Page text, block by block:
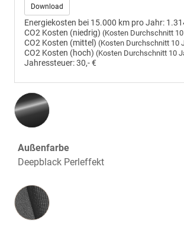
Download
Energiekosten bei 15.000 km pro Jahr:
CO2 Kosten (niedrig) (Kosten Durchschnitt
CO2 Kosten (mittel) (Kosten Durchschnitt 10
CO2 Kosten (hoch) (Kosten Durchschnitt 10
Jahressteuer:30,- €
Außenfarbe
Deepblack Perleffekt
Innenausstattung